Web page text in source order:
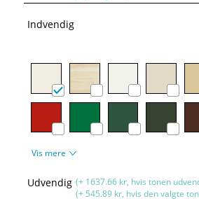
Indvendig
Vis mere
Udvendig (+ 1637.66 kr, hvis tonen
(+ 545.89 kr, hvis den valgte